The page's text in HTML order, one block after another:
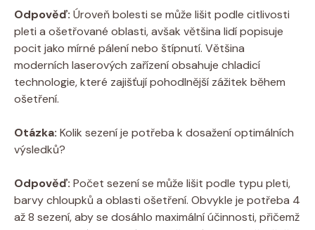
Odpověď: Úroveň bolesti se může lišit podle citlivosti
pleti a ošetřované oblasti, avšak většina lidí popisuje
pocit jako mírné pálení nebo štípnutí. Většina
moderních laserových zařízení obsahuje chladicí
technologie, které zajišťují pohodlnější zážitek během
ošetření.
Otázka: Kolik sezení je potřeba k dosažení optimálních
výsledků?
Odpověď: Počet sezení se může lišit podle typu pleti,
barvy chloupků a oblasti ošetření. Obvykle je potřeba 4
až 8 sezení, aby se dosáhlo maximální účinnosti, přičemž